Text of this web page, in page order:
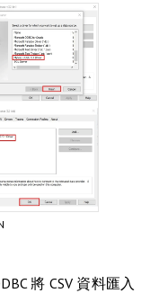
將 CSV 資料匯入